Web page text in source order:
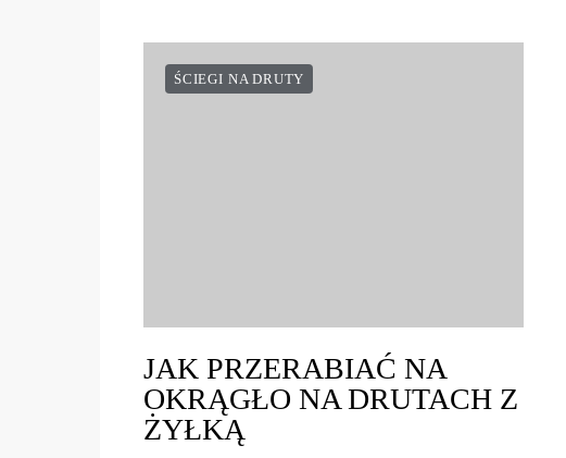
ŚCIEGI NA DRUTY
JAK PRZERABIAĆ NA
OKRĄGŁO NA DRUTACH Z
ŻYŁKĄ